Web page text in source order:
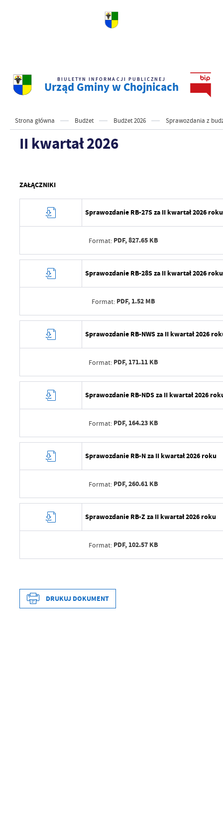
BIULETYN INFORMACJI PUBLICZNEJ
Urząd Gminy w Chojnicach
Strona główna Budżet Budżet 2026 Sprawozdania z
II kwartał 2026
ZAŁĄCZNIKI
Sprawozdanie RB-27S za II kwartał 2026 roku
Format: PDF,827.65 KB
Data opublikowania
Opublikował
Data ostatniej aktualizacji
Ostatnio zaktualizował
Sprawozdanie RB-28S za II kwartał 2026 roku
Format: PDF, 1.52 MB
Data opublikowania
Opublikował
Data ostatniej aktualizacji
Ostatnio zaktualizował
Sprawozdanie RB-NWS za II kwartał 2026
Format: PDF, 171.11 KB
Data opublikowania
Opublikował
Data ostatniej aktualizacji
Ostatnio zaktualizował
Sprawozdanie RB-NDS za II kwartał 2026
Format: PDF, 164.23 KB
Data opublikowania
Opublikował
Data ostatniej aktualizacji
Ostatnio zaktualizował
Sprawozdanie RB-N za II kwartał 2026 roku
Format: PDF,260.61 KB
Data opublikowania
Ostatnio zaktualizował
Sprawozdanie RB-Z za II kwartał 2026 roku
Format: PDF, 102.57 KB
Wytworzył
Data opublikowania
DRUKUJ DOKUMENT